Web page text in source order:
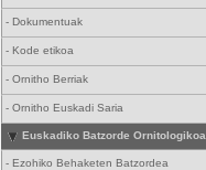
- Dokumentuak
- Kode etikoa
- Ornitho Berriak
- Ornitho Euskadi Saria
Euskadiko Batzorde Ornitologikoa
- Ezohiko Behaketen Batzordea